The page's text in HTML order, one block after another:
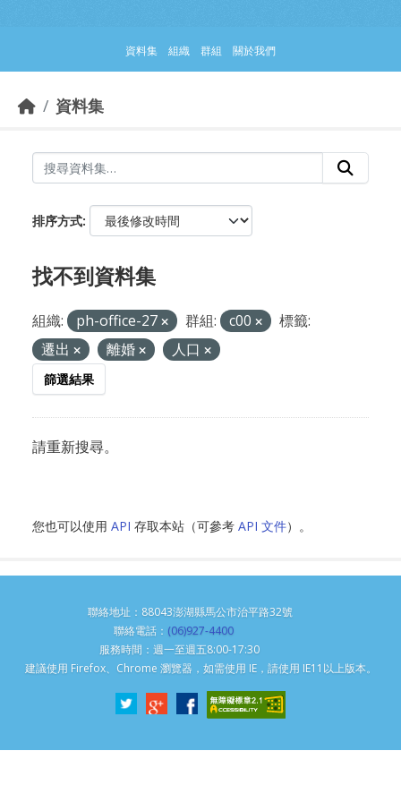
資料集 組織 群組 關於我們
資料集
排序方式
找不到資料集
組織: ph-office-27 群組: c00
標籤:
遷出
離婚 人口
篩選結果
請重新搜尋。
您也可以使用 API 存取本站（可參考 API 文件）。
聯絡地址：88043澎湖縣馬公市治平路32號
聯絡電話： (06)927-4400
服務時間：週一至週五8:00-17:30
建議使用 Firefox、Chrome 瀏覽器，如需使用 IE，請使用 IE11以上版本。